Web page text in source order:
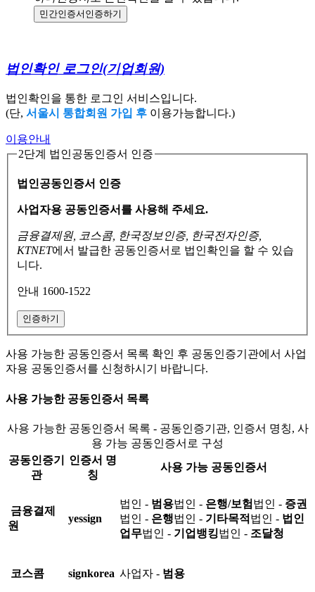
민간인증서 인증하기
법인확인 로그인(기업회원)
법인확인을 통한 로그인 서비스입니다.
(단, 서울시 통합회원 가입 후 이용가능합니다.)
이용안내
2단계 법인공동인증서 인증
법인공동인증서 인증
사업자용 공동인증서를 사용해 주세요.
금융결제원, 코스콤, 한국정보인증, 한국전자인증,
KTNET에서 발급한 공동인증서로 법인확인을 할 수 있습
니다.
안내 1600-1522
인증하기
사용 가능한 공동인증서 목록 확인 후 공동인증기관에서 사업
자용 공동인증서를 신청하시기 바랍니다.
사용 가능한 공동인증서 목록
사용 가능한 공동인증서 목록 - 공동인증기관, 인증서 명칭, 사
용 가능 공동인증서로 구성
공동인증기
관
인증서 명
칭
사용 가능 공동인증서
금융결제
원
yessign
법인 - 범용법인 - 은행/보험 법인 - 증권
법인 - 은행법인 - 기타목적 법인 - 법인
업무법인 - 기업뱅킹법인 - 조달청
코스콤 signkorea 사업자 - 범용